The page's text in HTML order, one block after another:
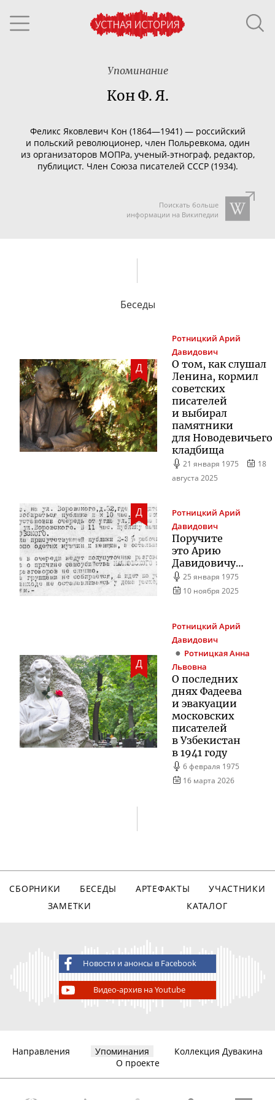
Упоминание
Кон Ф. Я.
Феликс Яковлевич Кон (1864—1941) — российский
и польский революционер, член Польревкома, один
из организаторов МОПРа, ученый-этнограф, редактор,
публицист. Член Союза писателей СССР (1934).
Поискать больше
информации на Википедии
Беседы
Д
Ротницкий Арий
Давидович
О том, как слушал
Ленина, кормил
советских
писателей
и выбирал
памятники
для Новодевичьего
кладбища
21 января 1975
18
августа 2025
Д Ротницкий Арий
Давидович
Поручите
это Арию
Давидовичу…
25 января 1975
10 ноября 2025
Д
Ротницкий Арий
Давидович
Ротницкая Анна
Львовна
О последних
днях Фадеева
и эвакуации
московских
писателей
в Узбекистан
в 1941 году
6 февраля 1975
16 марта 2026
СБОРНИКИ БЕСЕДЫ АРТЕФАКТЫ
УЧАСТНИКИ
ЗАМЕТКИ
КАТАЛОГ
Новости и анонсы в Facebook
Видео-архив на Youtube
Направления Упоминания
Коллекция Дувакина
О проекте